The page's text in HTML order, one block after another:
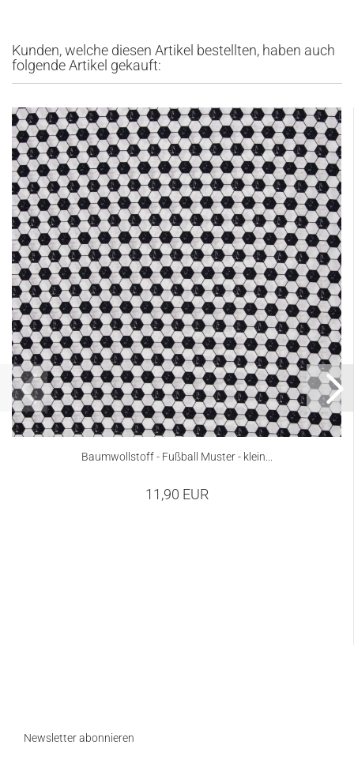
Kunden, welche diesen Artikel bestellten, haben auch
folgende Artikel gekauft:
Baumwollstoff - Fußball Muster - klein...
11,90 EUR
Newsletter abonnieren